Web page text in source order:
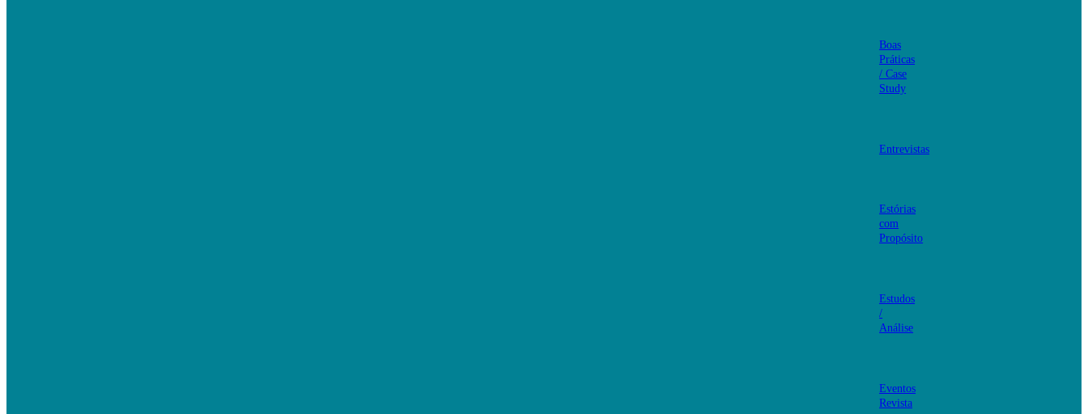
Boas
Práticas
/ Case
Study
Entrevistas
Estórias
com
Propósito
Estudos
/
Análise
Eventos
Revista